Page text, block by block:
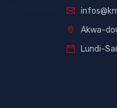
Akwa-
Lundi-